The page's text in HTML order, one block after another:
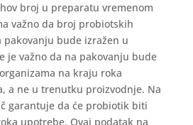
broj u preparatu vremenom
važno da broj probiotskih
bude izražen u
je važno da na pakovanju bude
na kraju roka
a ne u trenutku proizvodnje. Na
garantuje da će probiotik biti
upotrebe. Ovaj podatak na